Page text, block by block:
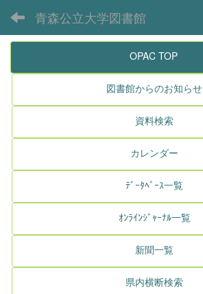
青森公立大学図書館
OPAC TOP
図書館からのお知らせ
資料検索
カレンダー
ﾃﾞｰﾀﾍﾞｰｽ一覧
ｵﾝﾗｲﾝｼﾞｬｰﾅﾙ一覧
新聞一覧
県内横断検索